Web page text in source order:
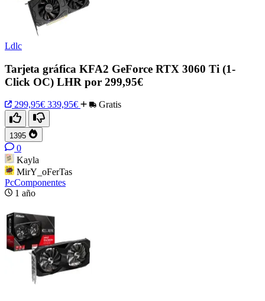
Ldlc
Tarjeta gráfica KFA2 GeForce RTX 3060 Ti (1-
Click OC) LHR por 299,95€
299,95€ 339,95€ Gratis
1395
0
Kayla
MirY_oFerTas
PcComponentes
1 año